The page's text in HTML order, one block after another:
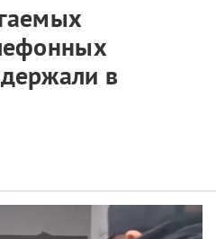
в